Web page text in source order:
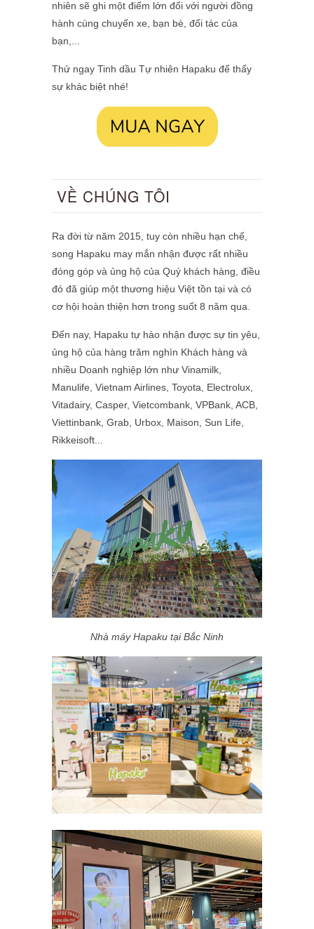
nhiên sẽ ghi một điểm lớn đối với người đồng
hành cùng chuyến xe, bạn bè, đối tác của
bạn,...
Thử ngay Tinh dầu Tự nhiên Hapaku để thấy
sự khác biệt nhé!
VỀ CHÚNG TÔI
Ra đời từ năm 2015, tuy còn nhiều hạn chế,
song Hapaku may mắn nhận được rất nhiều
đóng góp và ủng hộ của Quý khách hàng, điều
đó đã giúp một thương hiệu Việt tồn tại và có
cơ hội hoàn thiện hơn trong suốt 8 năm qua.
Đến nay, Hapaku tự hào nhận được sự tin yêu,
ủng hộ của hàng trăm nghìn Khách hàng và
nhiều Doanh nghiệp lớn như Vinamilk,
Manulife, Vietnam Airlines, Toyota, Electrolux,
Vitadairy, Casper, Vietcombank, VPBank, ACB,
Viettinbank, Grab, Urbox, Maison,
Sun Life,
Rikkeisoft
Nhà máy Hapaku tại Bắc Ninh